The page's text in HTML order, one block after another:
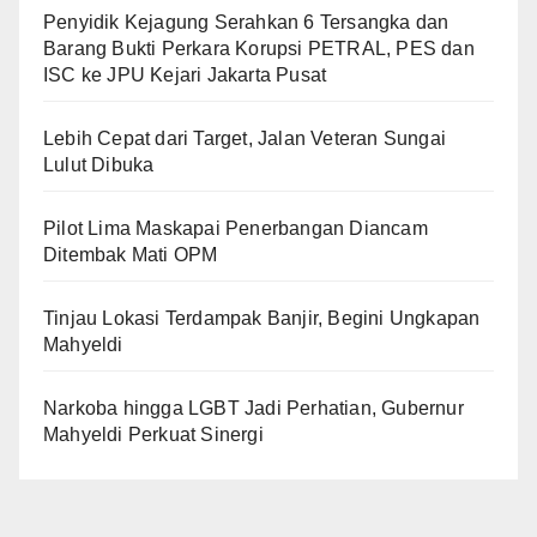
Penyidik Kejagung Serahkan 6 Tersangka dan
Barang Bukti Perkara Korupsi PETRAL, PES dan
ISC ke JPU Kejari Jakarta Pusat
Lebih Cepat dari Target, Jalan Veteran Sungai
Lulut Dibuka
Pilot Lima Maskapai Penerbangan Diancam
Ditembak Mati OPM
Tinjau Lokasi Terdampak Banjir, Begini Ungkapan
Mahyeldi
Narkoba hingga LGBT Jadi Perhatian, Gubernur
Mahyeldi Perkuat Sinergi